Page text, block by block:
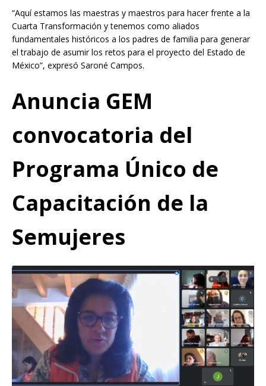
“Aquí estamos las maestras y maestros para hacer frente a la
Cuarta Transformación y tenemos como aliados
fundamentales históricos a los padres de familia para generar
el trabajo de asumir los retos para el proyecto del Estado de
México”, expresó Saroné Campos.
Anuncia GEM
convocatoria del
Programa Único de
Capacitación de la
Semujeres